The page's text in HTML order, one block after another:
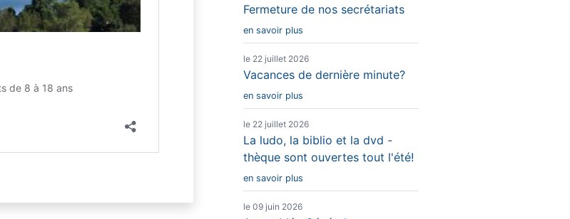
Fermeture de nos secrétariats
en savoir plus
le 22 juillet 2026
Vacances de dernière minute?
en savoir plus
le 22 juillet 2026
La ludo, la biblio et la dvd -
thèque sont ouvertes tout l'été!
en savoir plus
le 09 juin 2026